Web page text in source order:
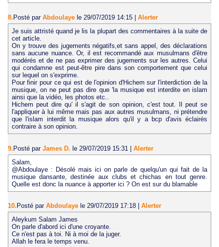
8. Posté par Abdoulaye le 29/07/2019 14:15
Alerter
Je suis attristé quand je lis la plupart des commentaires à la suite de
cet article.
On y trouve des jugements négatifs,et sans appel, des déclarations
sans aucune nuance. Or, il est recommandé aux musulmans d'être
modérés et de ne pas exprimer des jugements sur les autres. Celui
qui condamne est peut-être pire dans son comportement que celui
sur lequel on s'exprime.
Pour finir pour ce qui est de l'opinion d'Hichem sur l'interdiction de la
musique, on ne peut pas dire que 'la musique est interdite en islam
ainsi que la vidéo, les photos etc..
Hichem peut dire qu' il s'agit de son opinion, c'est tout. Il peut se
l'appliquer à lui même mais pas aux autres musulmans, ni prétendre
que l'islam interdit la musique alors qu'il y a bcp d'avis éclairés
contraire à son opinion.
9. Posté par James D. le 29/07/2019 15:31
Alerter
Salam,
@Abdoulaye : Désolé mais ici on parle de quelqu'un qui fait de la
musique dansante, destinée aux clubs et chichas en tout genre.
Quelle est donc la nuance à apporter ici ? On est sur du blamable
10. Posté par Abdoulaye le 29/07/2019 17:18
Alerter
Aleykum Salam James
On parle d'abord ici d'une croyante.
Ce n'est pas à toi. Ni à moi de la juger.
Allah le fera le temps venu.